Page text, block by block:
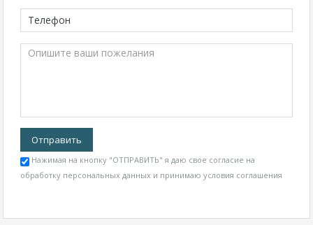
Нажимая на кнопку "ОТПРАВИТЬ" я даю свое согласие на
обработку персональных данных и принимаю условия соглашения